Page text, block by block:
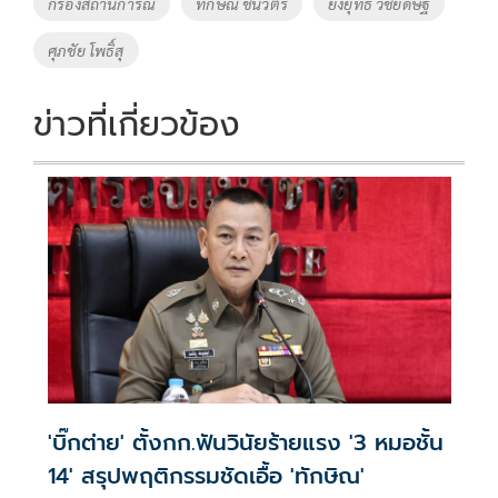
o
k
ศุภชัย โพธิ์สุ
ข่าวที่เกี่ยวข้อง
'บิ๊กต่าย' ตั้งกก.ฟันวินัยร้ายแรง '3 หมอชั้น
14' สรุปพฤติกรรมชัดเอื้อ 'ทักษิณ'